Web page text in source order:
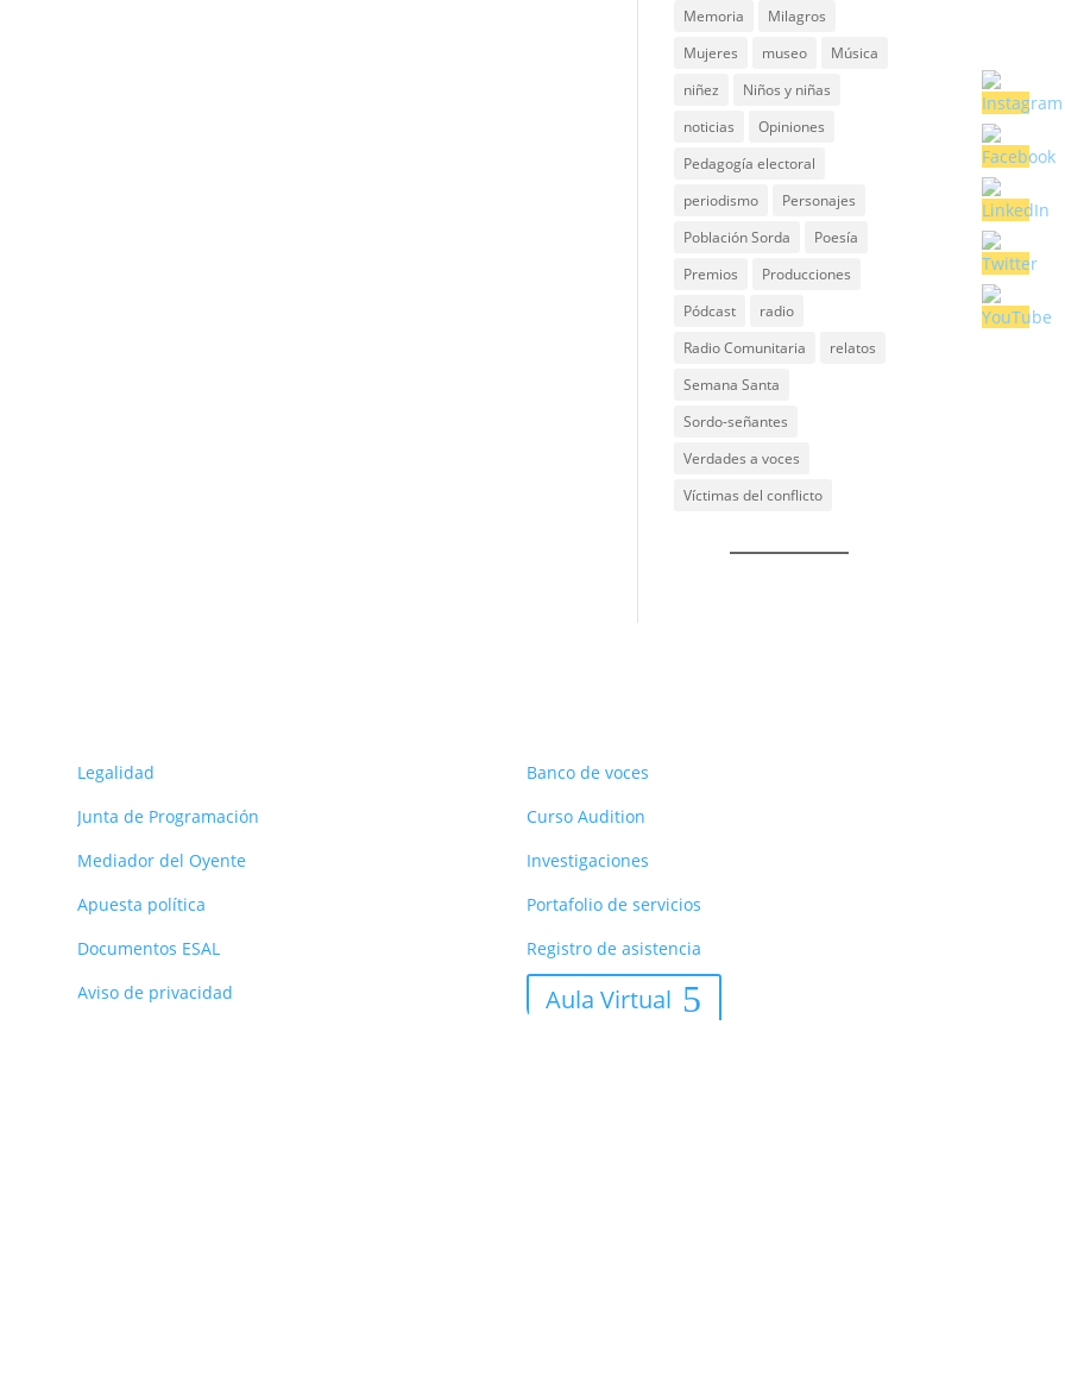
Memoria
Milagros
Mujeres
museo
Música
niñez
Niños y niñas
noticias
Opiniones
Pedagogía electoral
periodismo
Personajes
Población Sorda
Poesía
Premios
Producciones
Pódcast
radio
Radio Comunitaria
relatos
Semana Santa
Sordo-señantes
Verdades a voces
Víctimas del conflicto
Legalidad
Junta de Programación
Mediador del Oyente
Apuesta política
Documentos ESAL
Aviso de privacidad
Banco de voces
Curso Audition
Investigaciones
Portafolio de servicios
Registro de asistencia
Aula Virtual